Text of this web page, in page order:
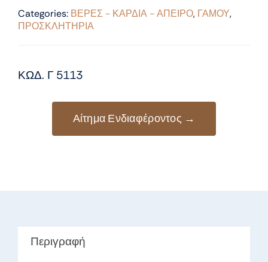
Categories: ΒΕΡΕΣ - ΚΑΡΔΙΑ - ΑΠΕΙΡΟ, ΓΑΜΟΥ,
ΠΡΟΣΚΛΗΤΗΡΙΑ
ΚΩΔ. Γ 5113
Αίτημα Ενδιαφέροντος →
Περιγραφή